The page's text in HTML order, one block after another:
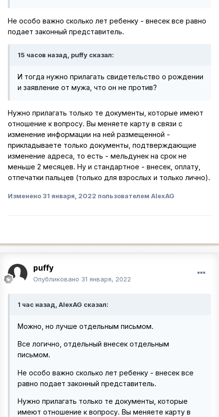
Не особо важно сколько лет ребенку - внесек все равно
подает законный представитель.
15 часов назад, puffy сказал:
И тогда нужно прилагать свидетельство о рождении
и заявление от мужа, что он не против?
Нужно прилагать только те документы, которые имеют
отношение к вопросу. Вы меняете карту в связи с
изменение информации на ней размещенной -
прикладываете только документы, подтверждающие
изменение адреса, то есть - мельдунек на срок не
меньше 2 месяцев. Ну и стандартное - внесек, оплату,
отпечатки пальцев (только для взрослых и только лично).
Изменено 31 января, 2022 пользователем AlexAG
puffy
Опубликовано 31 января, 2022
1 час назад, AlexAG сказал:
Можно, но лучше отдельным письмом.
Все логично, отдельный внесек отдельным
письмом.
Не особо важно сколько лет ребенку - внесек все
равно подает законный представитель.
Нужно прилагать только те документы, которые
имеют отношение к вопросу. Вы меняете карту в